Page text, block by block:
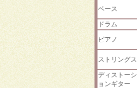
ベース
ドラム
ピアノ
ストリングス
ディストーシ
ョンギター